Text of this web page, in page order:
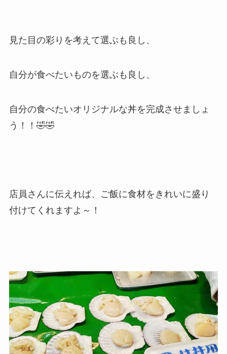
見た目の彩りを考えて選ぶも良し、
自分が食べたいものを選ぶも良し、
自分の食べたいオリジナルな丼を完成させましょ
う！！🤣🤣
店員さんに伝えれば、ご飯に食材をきれいに盛り
付けてくれますよ～！